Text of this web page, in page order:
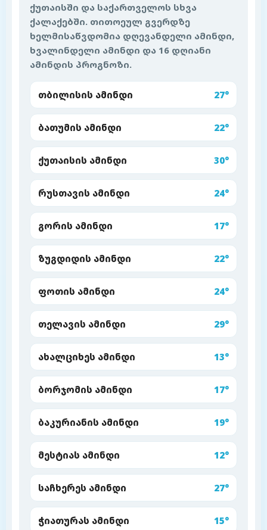
ქუთაისში და საქართველოს სხვა
ქალაქებში. თითოეულ გვერდზე
ხელმისაწვდომია დღევანდელი ამინდი,
ხვალინდელი ამინდი და 16 დღიანი
ამინდის პროგნოზი.
თბილისის ამინდი 27°
ბათუმის ამინდი 22°
ქუთაისის ამინდი 30°
რუსთავის ამინდი 24°
გორის ამინდი 17°
ზუგდიდის ამინდი 22°
ფოთის ამინდი 24°
თელავის ამინდი 29°
ახალციხეს ამინდი 13°
ბორჯომის ამინდი 17°
ბაკურიანის ამინდი 19°
მესტიას ამინდი 12°
საჩხერეს ამინდი 27°
ჭიათურას ამინდი 15°